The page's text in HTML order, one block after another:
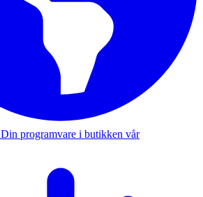
Din programvare i butikken vår